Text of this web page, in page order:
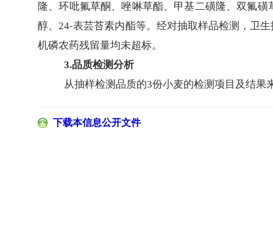
隆、环吡氟草酮、唑啉草酯、甲基二磺隆、双氟
醇、24-表芸苔素内酯等。经对抽取样品检测，卫
机磷农药残留量均未超标。
3.品质检测分析
从抽样检测品质的3份小麦的检测项目及结果
下载本信息公开文件